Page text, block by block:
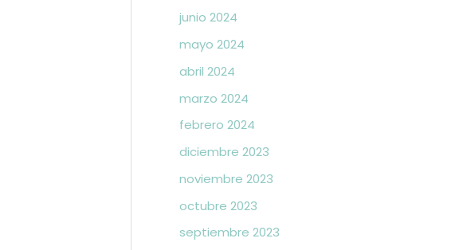
junio 2024
mayo 2024
abril 2024
marzo 2024
febrero 2024
diciembre 2023
noviembre 2023
octubre 2023
septiembre 2023